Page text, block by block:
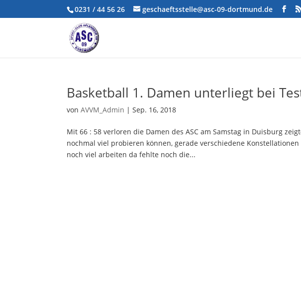
0231 / 44 56 26 geschaeftsstelle@asc-09-dortmund.de
Basketball 1. Damen unterliegt bei
vonAVVM_Admin |Sep. 16, 2018
Mit 66 : 58 verloren die Damen des ASC am Samstag in Duisburg
nochmal viel probieren können, gerade verschiedene
noch viel arbeiten da fehlte noch die...